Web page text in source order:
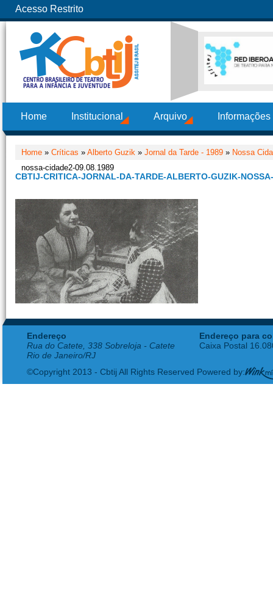
Acesso Restrito
Home Institucional Arquivo
Home » Críticas » Alberto Guzik » Jornal da Tarde - 1989 » Nossa
nossa-cidade2-09.08.1989
CBTIJ-CRITICA-JORNAL-DA-TARDE-ALBERTO-GUZIK-
Endereço
Rua do Catete, 338 Sobreloja - Catete
Rio de Janeiro/RJ
Endereço para
Caixa Postal
©Copyright 2013 - Cbtij All Rights Reserved Powered by: